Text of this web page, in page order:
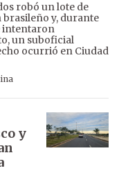
robó un lote de
y, durante
intentaron
un suboficial
ocurrió en Ciudad
y